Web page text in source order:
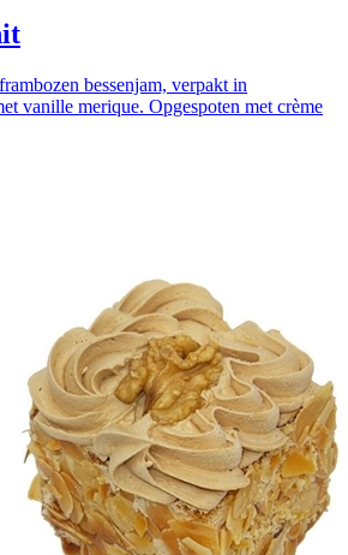
bessenjam, verpakt in
vanille merique. Opgespoten met crème